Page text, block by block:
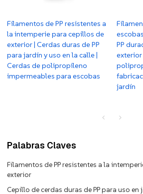
Filamentos de PP resistentes a
la intemperie para cepillos de
exterior | Cerdas duras de PP
para jardín y uso en la calle |
Cerdas de polipropileno
impermeables para escobas
PP
exterior
jardín
Palabras Claves
Filamentos de PP resistentes a la
exterior
Cepillo de cerdas duras de PP para uso en